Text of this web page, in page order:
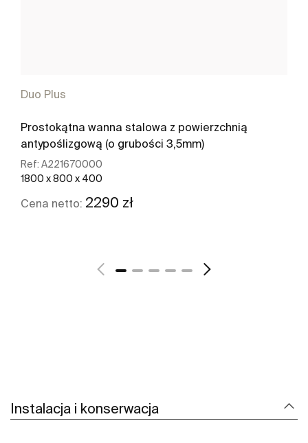
Duo Plus
Prostokątna wanna stalowa z powierzchnią
antypoślizgową (o grubości 3,5mm)
Ref: A221670000
1800 x 800 x 400
Cena netto: 2290 zł
Instalacja i konserwacja